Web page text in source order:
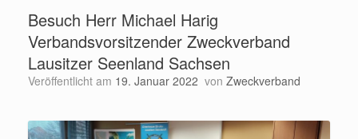
Besuch Herr Michael Harig
Verbandsvorsitzender Zweckverband
Lausitzer Seenland Sachsen
Veröffentlicht am 19. Januar 2022 von Zweckverband